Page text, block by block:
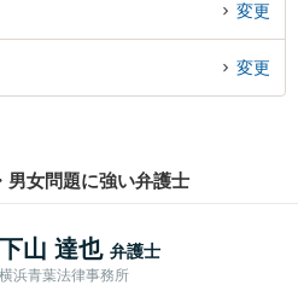
変更
変更
男女問題に強い弁護士
下山 達也 弁護士
横浜青葉法律事務所